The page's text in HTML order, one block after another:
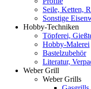
Seile, Ketten,
Sonstige
Hobby-Techniken
Töpferei,
Hobby-Malerei
Bastelzubehör
Literatur,
Weber Grill
Weber Grills